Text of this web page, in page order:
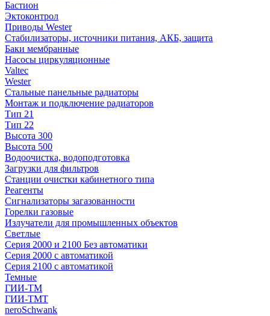
Бастион
Эктоконтрол
Приводы Wester
Стабилизаторы, источники питания, АКБ, защита
Баки мембранные
Насосы циркуляционные
Valtec
Wester
Стальные панельные радиаторы
Монтаж и подключение радиаторов
Тип 21
Тип 22
Высота 300
Высота 500
Водоочистка, водоподготовка
Загрузки для фильтров
Станции очистки кабинетного типа
Реагенты
Сигнализаторы загазованности
Горелки газовые
Излучатели для промышленных объектов
Светлые
Серия 2000 и 2100 Без автоматики
Серия 2000 с автоматикой
Серия 2100 с автоматикой
Темные
ГИИ-ТМ
ГИИ-ТМТ
neroSchwank